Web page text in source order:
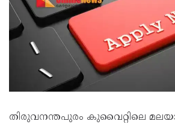
തിരുവനന്തപുരം കുവൈറ്റിലെ